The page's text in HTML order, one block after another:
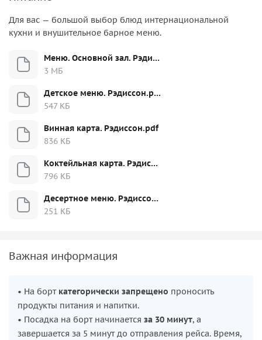
Для вас — большой выбор блюд интернациональной
кухни и внушительное барное меню.
Меню. Основной зал. Рэдиссон.pdf
3 МБ
Детское меню. Рэдиссон.pdf
547 КБ
Винная карта. Рэдиссон.pdf
836 КБ
Коктейльная карта. Рэдиссон.pdf
796 КБ
Десертное меню. Рэдиссон.pdf
251 КБ
Важная информация
• На борт категорически запрещено проносить
продукты питания и напитки.
• Посадка на борт начинается за 30 минут, а
завершается за 5 минут до отправления рейса. Время,